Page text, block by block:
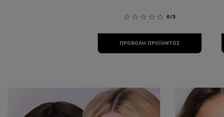
0/5
ΠΡΟΒΟΛΉ ΠΡΟΪΌΝΤΟΣ